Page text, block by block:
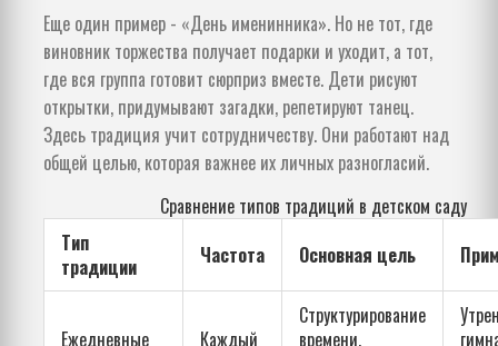
Еще один пример - «День именинника». Но не тот, где
виновник торжества получает подарки и уходит, а тот,
где вся группа готовит сюрприз вместе. Дети рисуют
открытки, придумывают загадки, репетируют танец.
Здесь традиция учит сотрудничеству. Они работают над
общей целью, которая важнее их личных разногласий.
Сравнение типов традиций в детском саду
Тип
традиции
Частота Основная цель
Ежедневные Каждый
Структурирование
времени,